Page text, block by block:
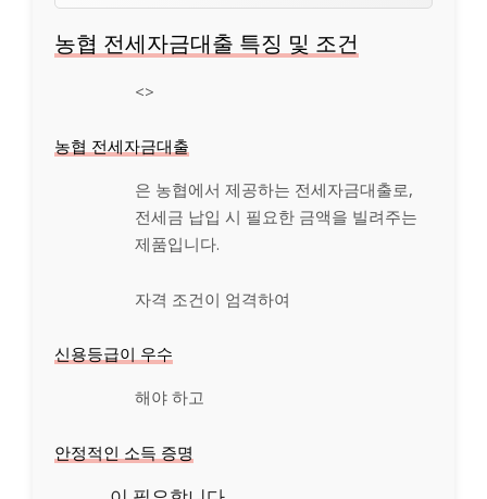
농협 전세자금대출 특징 및 조건
<>
농협 전세자금대출
은 농협에서 제공하는 전세자금대출로,
전세금 납입 시 필요한 금액을 빌려주는
제품입니다.
자격 조건이 엄격하여
신용등급이 우수
해야 하고
안정적인 소득 증명